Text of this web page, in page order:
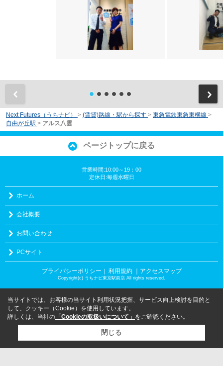
Next Futures（うちナビ） > (賃貸)路線・駅から探す > 東急電鉄東急東横線 >
自由が丘駅 > アルス八雲
ページトップに戻る
営業時間:10:00～19：00
定休日:毎週水曜日
ホーム
会社概要
お問い合わせ
PCサイト
プライバシーポリシー 利用規約 ｜アクセスマップ
Copyright(c) うちナビ東京駅前店 All rights reserved.
当サイトでは、お客様の当サイト利用状況把握、サービス向上検討を目的と
して、クッキー（Cookie）を使用しています。
詳しくは、当社の 「Cookieの取扱いについて」 をご確認ください。
閉じる